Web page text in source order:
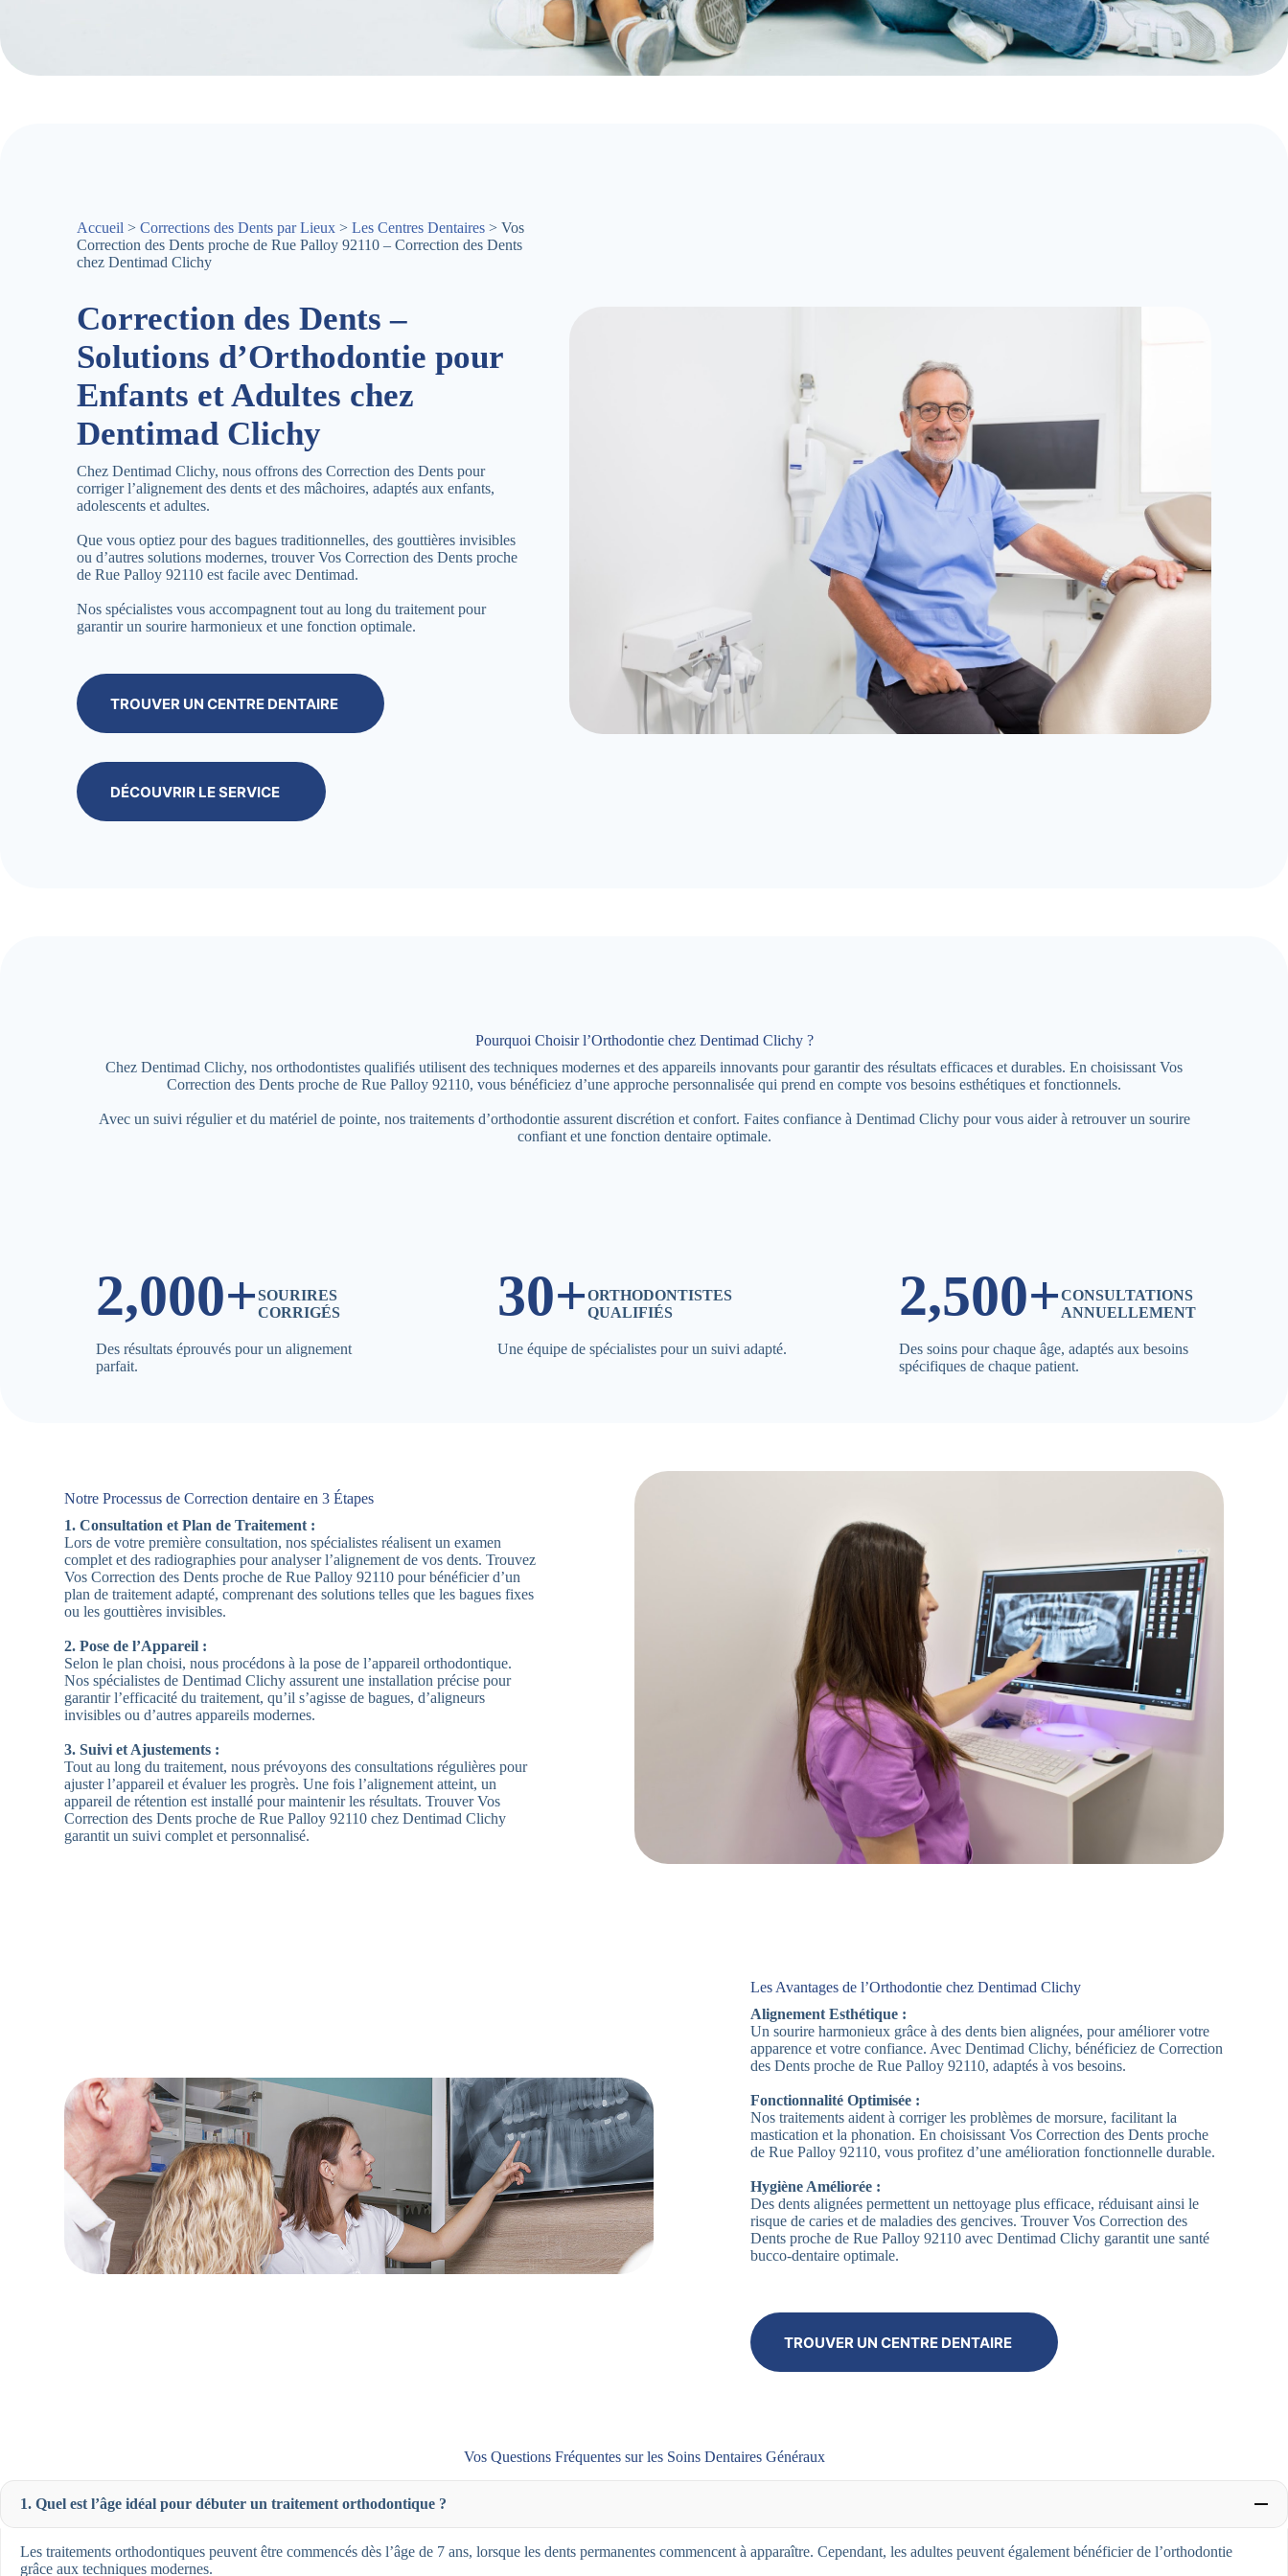
Accueil > Corrections des Dents par Lieux > Les Centres Dentaires > Vos
Correction des Dents proche de Rue Palloy 92110 – Correction des Dents
chez Dentimad Clichy
Correction des Dents –
Solutions d’Orthodontie pour
Enfants et Adultes chez
Dentimad Clichy
Chez Dentimad Clichy, nous offrons des Correction des Dents pour
corriger l’alignement des dents et des mâchoires, adaptés aux enfants,
adolescents et adultes.
Que vous optiez pour des bagues traditionnelles, des gouttières invisibles
ou d’autres solutions modernes, trouver Vos Correction des Dents proche
de Rue Palloy 92110 est facile avec Dentimad.
Nos spécialistes vous accompagnent tout au long du traitement pour
garantir un sourire harmonieux et une fonction optimale.
TROUVER UN CENTRE DENTAIRE
DÉCOUVRIR LE SERVICE
Pourquoi Choisir l’Orthodontie chez Dentimad Clichy ?
Chez Dentimad Clichy, nos orthodontistes qualifiés utilisent des techniques modernes et des appareils innovants pour garantir des résultats efficaces et durables. En choisissant Vos
Correction des Dents proche de Rue Palloy 92110, vous bénéficiez d’une approche personnalisée qui prend en compte vos besoins esthétiques et fonctionnels.
Avec un suivi régulier et du matériel de pointe, nos traitements d’orthodontie assurent discrétion et confort. Faites confiance à Dentimad Clichy pour vous aider à retrouver un sourire
confiant et une fonction dentaire optimale.
2,000+SOURIRES
CORRIGÉS
Des résultats éprouvés pour un alignement
parfait.
30+ORTHODONTISTES
QUALIFIÉS
Une équipe de spécialistes pour un suivi adapté.
2,500+CONSULTATIONS
ANNUELLEMENT
Des soins pour chaque âge, adaptés aux besoins
spécifiques de chaque patient.
Notre Processus de Correction dentaire en 3 Étapes
1. Consultation et Plan de Traitement :
Lors de votre première consultation, nos spécialistes réalisent un examen
complet et des radiographies pour analyser l’alignement de vos dents. Trouvez
Vos Correction des Dents proche de Rue Palloy 92110 pour bénéficier d’un
plan de traitement adapté, comprenant des solutions telles que les bagues fixes
ou les gouttières invisibles.
2. Pose de l’Appareil :
Selon le plan choisi, nous procédons à la pose de l’appareil orthodontique.
Nos spécialistes de Dentimad Clichy assurent une installation précise pour
garantir l’efficacité du traitement, qu’il s’agisse de bagues, d’aligneurs
invisibles ou d’autres appareils modernes.
3. Suivi et Ajustements :
Tout au long du traitement, nous prévoyons des consultations régulières pour
ajuster l’appareil et évaluer les progrès. Une fois l’alignement atteint, un
appareil de rétention est installé pour maintenir les résultats. Trouver Vos
Correction des Dents proche de Rue Palloy 92110 chez Dentimad Clichy
garantit un suivi complet et personnalisé.
Les Avantages de l’Orthodontie chez Dentimad Clichy
Alignement Esthétique :
Un sourire harmonieux grâce à des dents bien alignées, pour améliorer votre
apparence et votre confiance. Avec Dentimad Clichy, bénéficiez de Correction
des Dents proche de Rue Palloy 92110, adaptés à vos besoins.
Fonctionnalité Optimisée :
Nos traitements aident à corriger les problèmes de morsure, facilitant la
mastication et la phonation. En choisissant Vos Correction des Dents proche
de Rue Palloy 92110, vous profitez d’une amélioration fonctionnelle durable.
Hygiène Améliorée :
Des dents alignées permettent un nettoyage plus efficace, réduisant ainsi le
risque de caries et de maladies des gencives. Trouver Vos Correction des
Dents proche de Rue Palloy 92110 avec Dentimad Clichy garantit une santé
bucco-dentaire optimale.
TROUVER UN CENTRE DENTAIRE
Vos Questions Fréquentes sur les Soins Dentaires Généraux
1. Quel est l’âge idéal pour débuter un traitement orthodontique ?
Les traitements orthodontiques peuvent être commencés dès l’âge de 7 ans, lorsque les dents permanentes commencent à apparaître. Cependant, les adultes peuvent également bénéficier de l’orthodontie
grâce aux techniques modernes.